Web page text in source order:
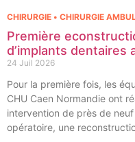
Première
d’implants dentaires
24 Juil 2026
CHIRURGIE • CHIRURGIE
Pour la première fois, les
CHU Caen Normandie ont
intervention de près de
opératoire, une